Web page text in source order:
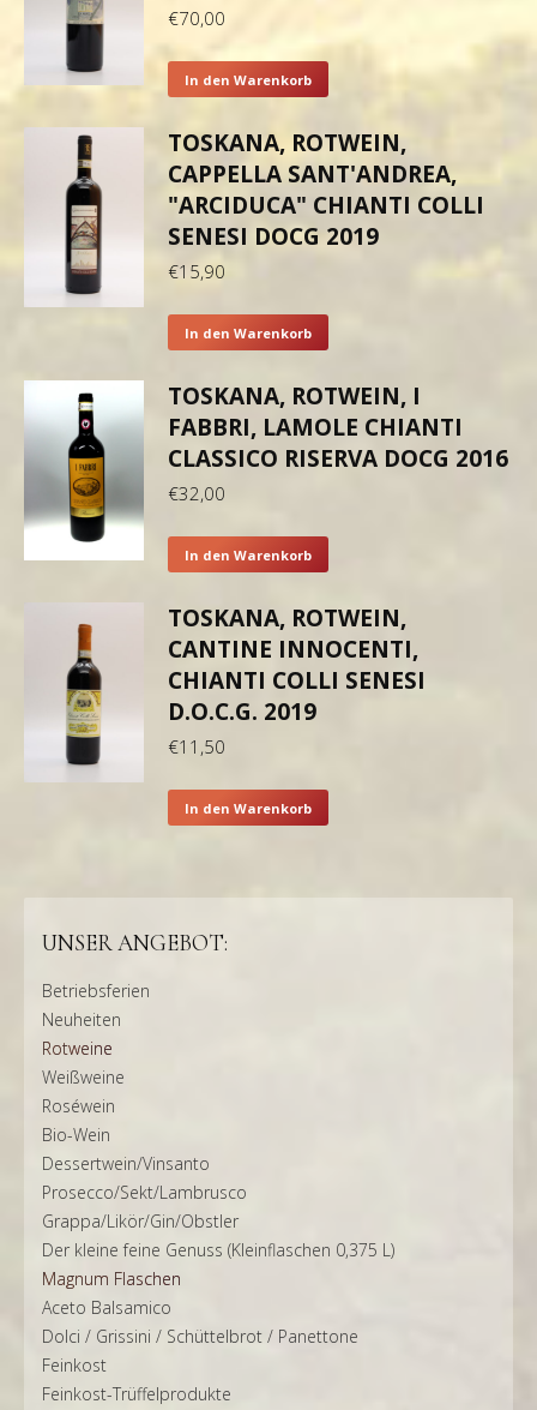
€70,00
In den Warenkorb
TOSKANA, ROTWEIN,
CAPPELLA SANT'ANDREA,
"ARCIDUCA" CHIANTI COLLI
SENESI DOCG 2019
€15,90
In den Warenkorb
TOSKANA, ROTWEIN, I
FABBRI, LAMOLE CHIANTI
CLASSICO RISERVA DOCG 2016
€32,00
In den Warenkorb
TOSKANA, ROTWEIN,
CANTINE INNOCENTI,
CHIANTI COLLI SENESI
D.O.C.G. 2019
€11,50
In den Warenkorb
UNSER ANGEBOT:
Betriebsferien
Neuheiten
Rotweine
Weißweine
Roséwein
Bio-Wein
Dessertwein/Vinsanto
Prosecco/Sekt/Lambrusco
Grappa/Likör/Gin/Obstler
Der kleine feine Genuss (Kleinflaschen 0,375 L)
Magnum Flaschen
Aceto Balsamico
Dolci / Grissini / Schüttelbrot / Panettone
Feinkost
Feinkost-Trüffelprodukte